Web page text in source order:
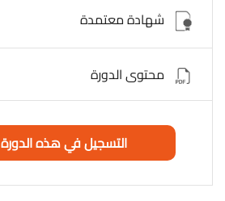
شهادة معتمدة
محتوى الدورة
التسجيل في هذه الدورة